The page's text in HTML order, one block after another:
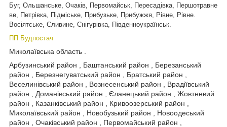
Буг, Ольшанське, Очаків, Первомайськ, Пересадівка, Першотравне
ве, Петрівка, Підміське, Прибузьке, Прибужжя, Рівне, Рівне.
Восіятське, Сливине, Снігурівка, Південноукраїнськ.
ПП Будпостач
Миколаївська область .
Арбузинський район , Баштанський район , Березанський
район , Березнегуватський район , Братський район ,
Веселинівський район , Вознесенський район , Врадіївський
район , Доманівський район , Єланецький район , Жовтневий
район , Казанківський район , Кривоозерський район ,
Миколаївський район , Новобузький район , Новоодеський
район , Очаківський район , Первомайський район ,